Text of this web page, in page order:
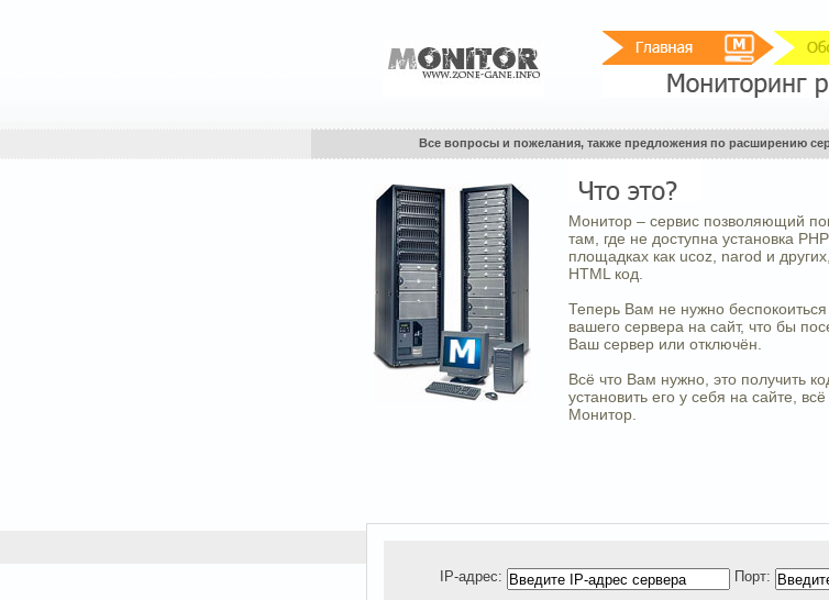
Все вопросы и пожелания, также предложения по расширению
Монитор – сервис позволяющий
там, где не доступна установка
площадках как ucoz, narod и
HTML код.
Теперь Вам не нужно беспокоиться
вашего сервера на сайт, что бы
Ваш сервер или отключён.
Всё что Вам нужно, это получить
установить его у себя на сайте,
Монитор.
IP-адрес: Порт: